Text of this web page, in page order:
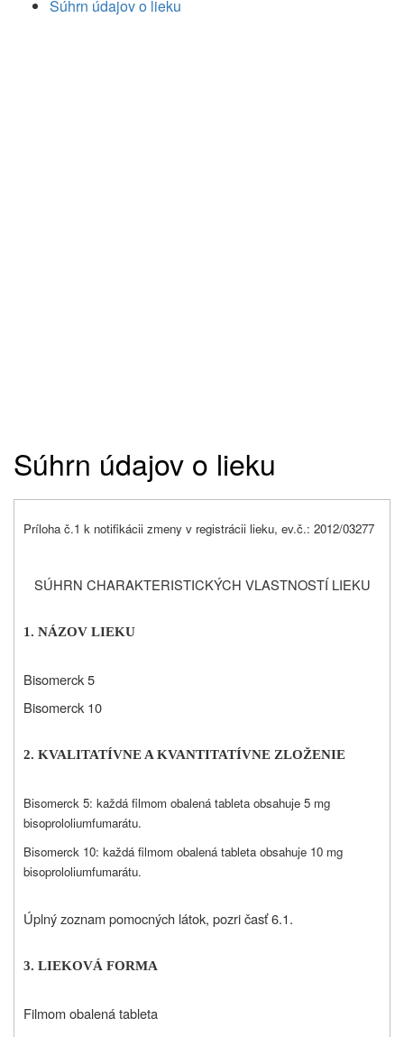
Súhrn údajov o lieku
Súhrn údajov o lieku
Príloha č.1 k notifikácii zmeny v registrácii lieku, ev.č.: 2012/03277
SÚHRN CHARAKTERISTICKÝCH VLASTNOSTÍ LIEKU
1. NÁZOV LIEKU
Bisomerck 5
Bisomerck 10
2. KVALITATÍVNE A KVANTITATÍVNE ZLOŽENIE
Bisomerck 5: každá filmom obalená tableta obsahuje 5 mg
bisoprololiumfumarátu.
Bisomerck 10: každá filmom obalená tableta obsahuje 10 mg
bisoprololiumfumarátu.
Úplný zoznam pomocných látok, pozri časť 6.1.
3. LIEKOVÁ FORMA
Filmom obalená tableta